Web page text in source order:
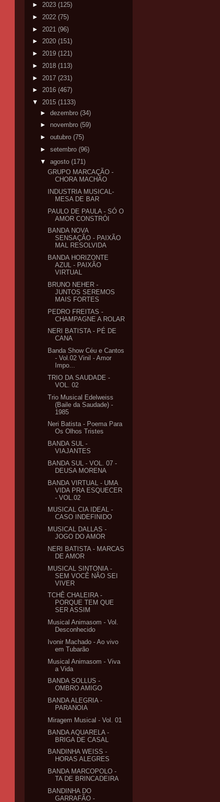
► 2023 (125)
► 2022 (75)
► 2021 (96)
► 2020 (151)
► 2019 (121)
► 2018 (113)
► 2017 (231)
► 2016 (467)
▼ 2015 (1133)
► dezembro (34)
► novembro (59)
► outubro (75)
► setembro (96)
▼ agosto (171)
GRUPO MARCAÇÃO -
CHORA MACHÃO
INDUSTRIA MUSICAL-
MESA DE BAR
PAULO DE PAULA - SÓ O
AMOR CONSTRÓI
BANDA NOVA
SENSAÇÃO - PAIXÃO
MAL RESOLVIDA
BANDA HORIZONTE
AZUL - PAIXÃO
VIRTUAL
BRUNO NEHER -
JUNTOS SEREMOS
MAIS FORTES
PEDRO FREITAS -
CHAMPAGNE A ROLAR
NERI BATISTA - PÉ DE
CANA
Banda Show Céu e Cantos
- Vol.02 Vinil - Amor
Impo...
TRIO DA SAUDADE -
VOL. 02
Trio Musical Edelweiss
(Baile da Saudade) -
1985
Neri Batista - Poema Para
Os Olhos Tristes
BANDA SUL -
VIAJANTES
BANDA SUL - VOL. 07 -
DEUSA MORENA
BANDA VIRTUAL - UMA
VIDA PRA ESQUECER
- VOL.02
MUSICAL CIA IDEAL -
CASO INDEFINIDO
MUSICAL DALLAS -
JOGO DO AMOR
NERI BATISTA - MARCAS
DE AMOR
MUSICAL SINTONIA -
SEM VOCÊ NÃO SEI
VIVER
TCHÊ CHALEIRA -
PORQUE TEM QUE
SER ASSIM
Musical Animasom - Vol.
Desconhecido
Ivonir Machado - Ao vivo
em Tubarão
Musical Animasom - Viva
a Vida
BANDA SOLLUS -
OMBRO AMIGO
BANDA ALEGRIA -
PARANOIA
Miragem Musical - Vol. 01
BANDA AQUARELA -
BRIGA DE CASAL
BANDINHA WEISS -
HORAS ALEGRES
BANDA MARCOPOLO -
TA DE BRINCADEIRA
BANDINHA DO
GARRAFÃO -